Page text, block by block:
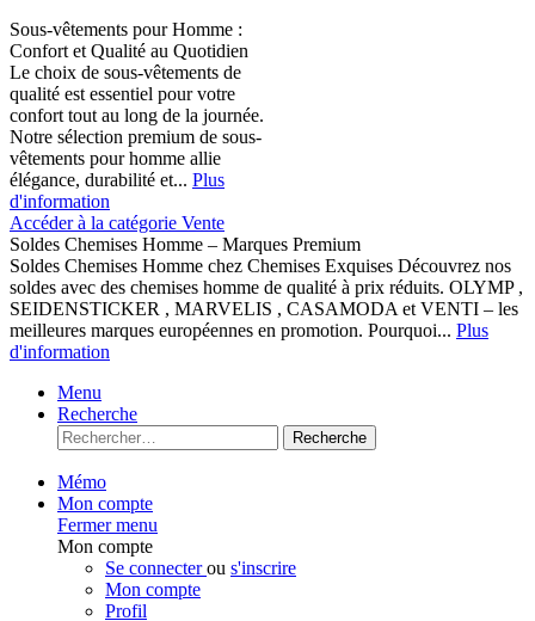
Sous-vêtements pour Homme :
Confort et Qualité au Quotidien
Le choix de sous-vêtements de
qualité est essentiel pour votre
confort tout au long de la journée.
Notre sélection premium de sous-
vêtements pour homme allie
élégance, durabilité et... Plus
d'information
Accéder à la catégorie Vente
Soldes Chemises Homme – Marques Premium
Soldes Chemises Homme chez Chemises Exquises Découvrez nos
soldes avec des chemises homme de qualité à prix réduits. OLYMP ,
SEIDENSTICKER , MARVELIS , CASAMODA et VENTI – les
meilleures marques européennes en promotion. Pourquoi... Plus
d'information
Menu
Recherche
Recherche
Mémo
Mon compte
Fermer menu
Mon compte
Se connecterou s'inscrire
Mon compte
Profil